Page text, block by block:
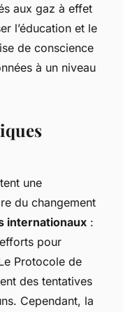
aux gaz à effet
l’éducation et le
de conscience
à un niveau
une
du changement
internationaux :
pour
Protocole de
des tentatives
Cependant, la